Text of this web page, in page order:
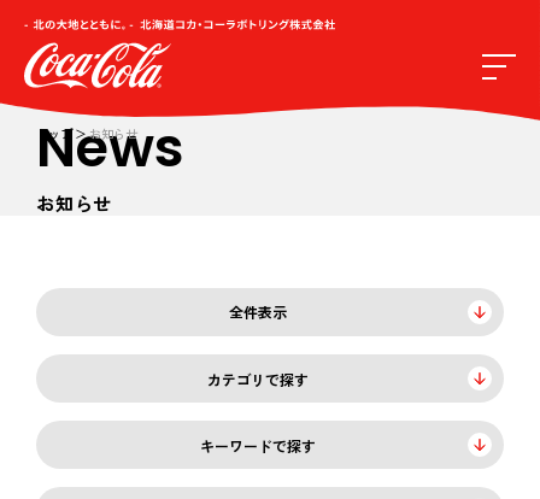
トップ お知らせ
News
お知らせ
全件表示
カテゴリで探す
キーワードで探す